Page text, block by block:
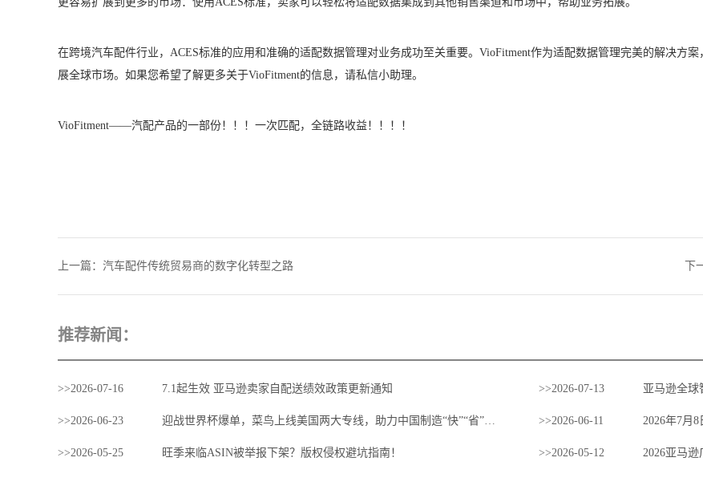
在跨境汽车配件行业，ACES标准的应用和准确的适配数据管理对业务成功至关重要。VioFitment作为适配数据管理完美的解决方
展全球市场。如果您希望了解更多关于VioFitment的信息，请私信小助理。
VioFitment——汽配产品的一部份！！！一次匹配，全链路收益！！！！
上一篇： 汽车配件传统贸易商的数字化转型之路 下
推荐新闻：
>>2026-07-16 7.1起生效 亚马逊卖家自配送绩效政策更新通知 >>2026-07-13 亚马逊全球
>>2026-06-23 迎战世界杯爆单，菜鸟上线美国两大专线，助力中国制造“快”“省”出海 >>2026-06-11
>>2026-05-25 旺季来临ASIN被举报下架？版权侵权避坑指南！ >>2026-05-12